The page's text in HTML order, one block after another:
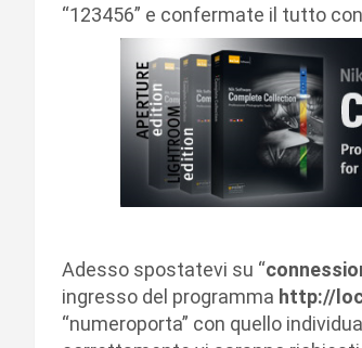
“123456” e confermate il tutto
Adesso spostatevi su “
ingresso del programma http://
“numeroporta” con quello